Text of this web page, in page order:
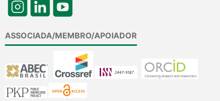
ASSOCIADA/MEMBRO/APOIADOR